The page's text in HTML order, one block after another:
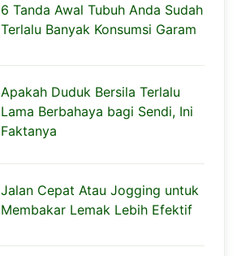
6 Tanda Awal Tubuh Anda Sudah
Terlalu Banyak Konsumsi Garam
Apakah Duduk Bersila Terlalu
Lama Berbahaya bagi Sendi, Ini
Faktanya
Jalan Cepat Atau Jogging untuk
Membakar Lemak Lebih Efektif